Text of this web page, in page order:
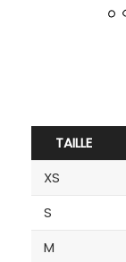
TAILLE
XS
S
M